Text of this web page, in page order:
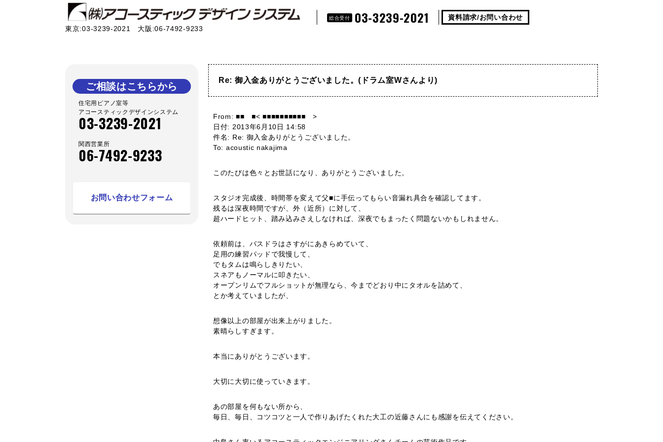
東京:03-3239-2021 大阪:06-7492-9233
総合受付 03-3239-2021 資料請求/お問い合わせ
ご相談はこちらから
住宅用ピアノ室等
アコースティックデザインシステム
03-3239-2021
関西営業所
06-7492-9233
お問い合わせフォーム
Re: 御入金ありがとうございました。(ドラム室Wさんより)
From: ■■ ■< ■■■■■■■■■■ >
日付: 2013年6月10日 14:58
件名: Re: 御入金ありがとうございました。
To: acoustic nakajima
このたびは色々とお世話になり、ありがとうございました。
スタジオ完成後、時間帯を変えて父■に手伝ってもらい音漏れ具合を確認してます。
残るは深夜時間ですが、外（近所）に対して、
超ハードヒット、踏み込みさえしなければ、深夜でもまったく問題ないかもしれません。
依頼前は、バスドラはさすがにあきらめていて、
足用の練習パッドで我慢して、
でもタムは鳴らしきりたい、
スネアもノーマルに叩きたい、
オープンリムでフルショットが無理なら、今までどおり中にタオルを詰めて、
とか考えていましたが、
想像以上の部屋が出来上がりました。
素晴らしすぎます。
本当にありがとうございます。
大切に大切に使っていきます。
あの部屋を何もない所から、
毎日、毎日、コツコツと一人で作りあげたくれた大工の近藤さんにも感謝を伝えてください。